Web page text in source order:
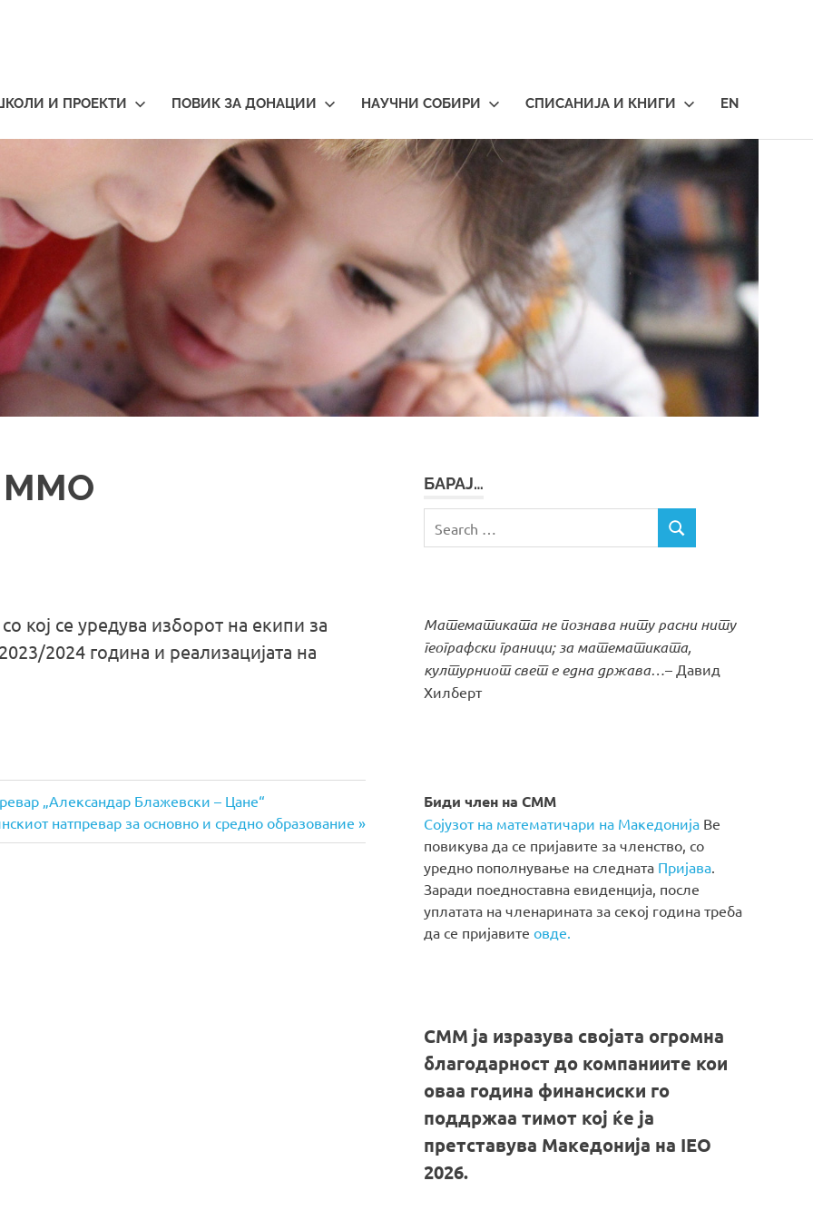
И ПРОЕКТИ ПОВИК ЗА ДОНАЦИИ НАУЧНИ СОБИРИ СПИСАНИЈА И КНИГИ EN
ММО
со кој се уредува изборот на екипи за
2024 година и реализацијата на
„Александар Блажевски – Цане“
натпревар за основно и средно образование
БАРАЈ…
for:
SEARCH
Математиката не познава ниту расни ниту
географски граници; за математиката,
културниот свет е една држава…– Давид
Хилберт
Биди член на СММ
Сојузот на математичари на Македонија Ве
повикува да се пријавите за членство, со
уредно пополнување на следната Пријава
Заради поедноставна евиденција, после
уплатата на членарината за секој година треба
да се пријавитеовде.
СММ ја изразува својата огромна
благодарност до компаниите кои
оваа година финансиски го
поддржаа тимот кој ќе ја
претставува Македонија на IEO
2026.